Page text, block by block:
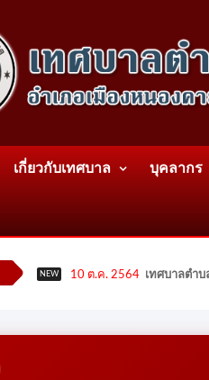
เกี่ยวกับเทศบาล บุคลากร
NEW 10 ต.ค. 2564 เทศบาลตำ